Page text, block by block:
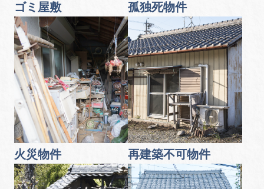
ゴミ屋敷 孤独死物件
火災物件 再建築不可物件